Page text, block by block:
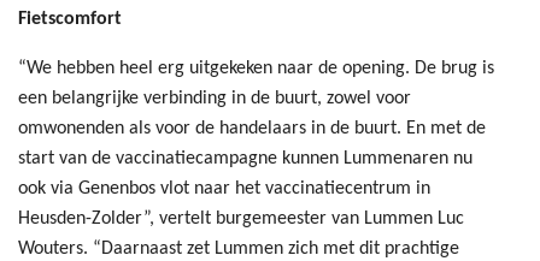
Fietscomfort
“We hebben heel erg uitgekeken naar de opening. De brug is
een belangrijke verbinding in de buurt, zowel voor
omwonenden als voor de handelaars in de buurt. En met de
start van de vaccinatiecampagne kunnen Lummenaren nu
ook via Genenbos vlot naar het vaccinatiecentrum in
Heusden-Zolder”, vertelt burgemeester van Lummen Luc
Wouters. “Daarnaast zet Lummen zich met dit prachtige